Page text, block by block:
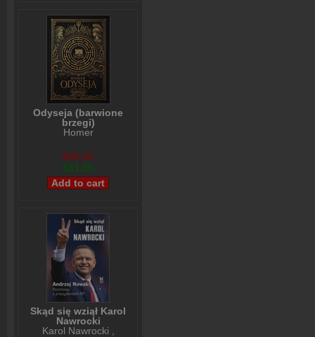
Odyseja (barwione
brzegi)
Homer
$40,10
$31,55
Skąd się wziął Karol
Nawrocki
Karol Nawrocki